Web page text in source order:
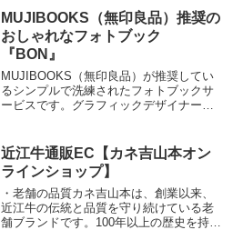
MUJIBOOKS（無印良品）推奨の
おしゃれなフォトブック
『BON』
MUJIBOOKS（無印良品）が推奨してい
るシンプルで洗練されたフォトブックサ
ービスです。グラフィックデザイナー田
す。
近江牛通販EC【カネ吉山本オン
ラインショップ】
・老舗の品質カネ吉山本は、創業以来、
近江牛の伝統と品質を守り続けている老
舗ブランドです。100年以上の歴史を持つ